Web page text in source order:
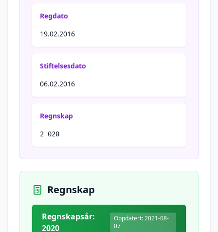
Regdato
19.02.2016
Stiftelsesdato
06.02.2016
Regnskap
2 020
Regnskap
Regnskapsår:
2020
Oppdatert: 2021-08-
07